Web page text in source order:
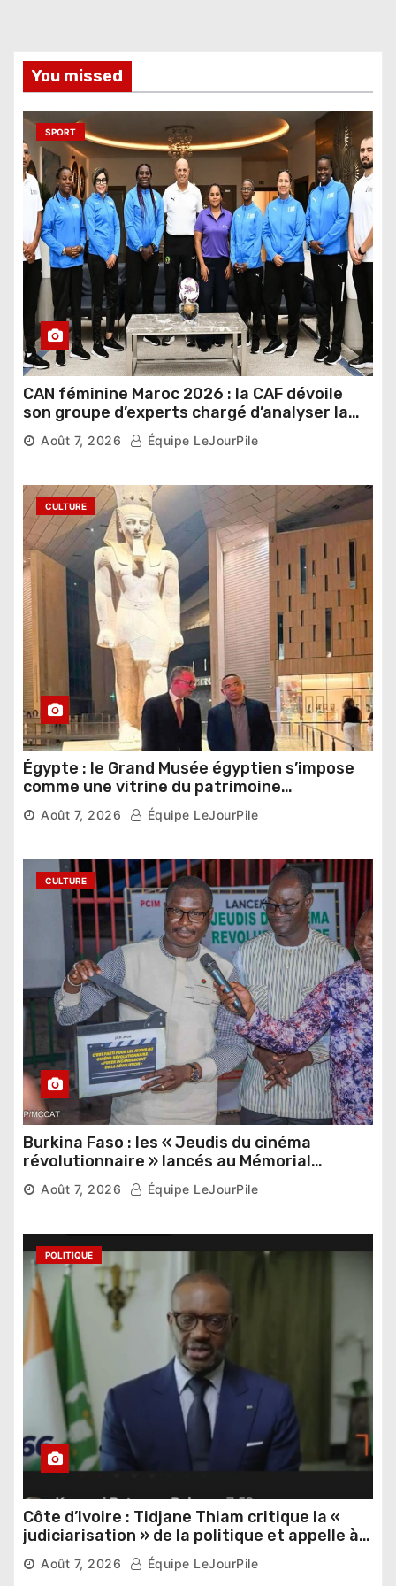
You missed
SPORT
CAN féminine Maroc 2026 : la CAF dévoile
son groupe d’experts chargé d’analyser la
compétition
Août 7, 2026 Équipe LeJourPile
CULTURE
Égypte : le Grand Musée égyptien s’impose
comme une vitrine du patrimoine
pharaonique auprès des dirigeants
étrangers
Août 7, 2026 Équipe LeJourPile
CULTURE
Burkina Faso : les « Jeudis du cinéma
révolutionnaire » lancés au Mémorial
Thomas Sankara
Août 7, 2026 Équipe LeJourPile
POLITIQUE
Côte d’Ivoire : Tidjane Thiam critique la «
judiciarisation » de la politique et appelle à
poursuivre l’apaisement
Août 7, 2026 Équipe LeJourPile